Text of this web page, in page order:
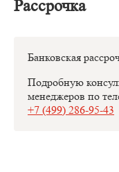
Рассрочка
Банковская
Подробную
менеджеров по
+7 (499) 286-95-43